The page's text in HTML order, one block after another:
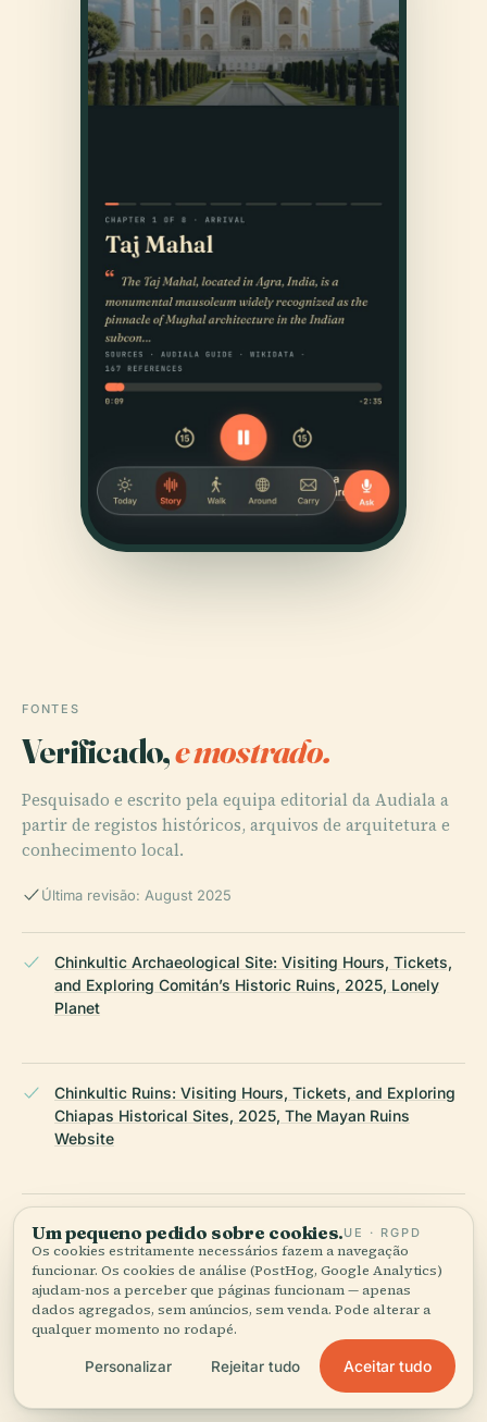
FONTES
Verificado,e mostrado.
Pesquisado e escrito pela equipa editorial da Audiala a
partir de registos históricos, arquivos de arquitetura e
conhecimento local.
Última revisão: August 2025
Chinkultic Archaeological Site: Visiting Hours, Tickets,
and Exploring Comitán’s Historic Ruins, 2025, Lonely
Planet
Chinkultic Ruins: Visiting Hours, Tickets, and Exploring
Chiapas Historical Sites, 2025, The Mayan Ruins
Website
Chinkultic Archaeological Site: Visiting Hours, Tickets,
and Practical Guide to Chiapas Historical Sites, 2025,
Mexperience
Chinkultic Archaeological Site: Visiting Hours, Tickets,
Tours, and Cultural Heritage in Chiapas, 2025,
Um pequeno pedido sobre cookies.UE · RGPD
Os cookies estritamente necessários fazem a navegação
funcionar. Os cookies de análise (PostHog, Google Analytics)
ajudam-nos a perceber que páginas funcionam — apenas
dados agregados, sem anúncios, sem venda. Pode alterar a
qualquer momento no rodapé.
Personalizar Rejeitar tudo Aceitar tudo